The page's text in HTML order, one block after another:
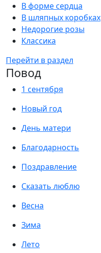
В форме сердца
В шляпных коробках
Недорогие розы
Классика
Перейти в раздел
Повод
1 сентября
Новый год
День матери
Благодарность
Поздравление
Сказать люблю
Весна
Зима
Лето